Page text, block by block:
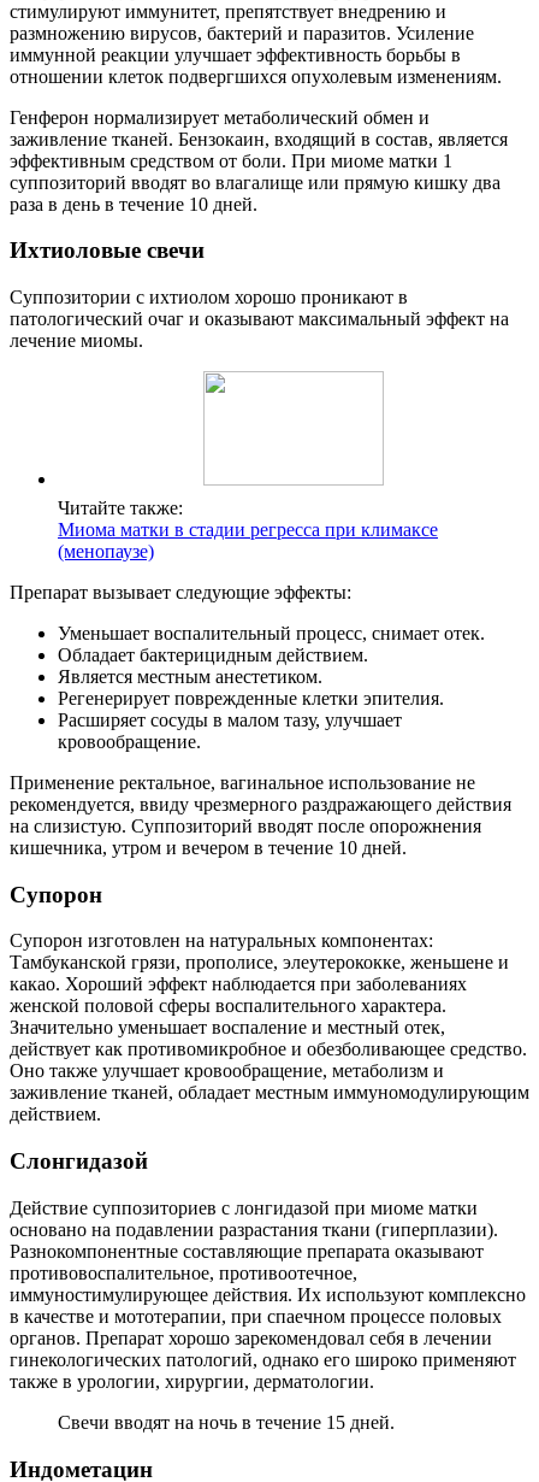
стимулируют иммунитет, препятствует внедрению и
размножению вирусов, бактерий и паразитов. Усиление
иммунной реакции улучшает эффективность борьбы в
отношении клеток подвергшихся опухолевым изменениям.
Генферон нормализирует метаболический обмен и
заживление тканей. Бензокаин, входящий в состав, является
эффективным средством от боли. При миоме матки 1
суппозиторий вводят во влагалище или прямую кишку два
раза в день в течение 10 дней.
Ихтиоловые свечи
Суппозитории с ихтиолом хорошо проникают в
патологический очаг и оказывают максимальный эффект на
лечение миомы.
Читайте также:
Миома матки в стадии регресса при климаксе
(менопаузе)
Препарат вызывает следующие эффекты:
Уменьшает воспалительный процесс, снимает отек.
Обладает бактерицидным действием.
Является местным анестетиком.
Регенерирует поврежденные клетки эпителия.
Расширяет сосуды в малом тазу, улучшает
кровообращение.
Применение ректальное, вагинальное использование не
рекомендуется, ввиду чрезмерного раздражающего действия
на слизистую. Суппозиторий вводят после опорожнения
кишечника, утром и вечером в течение 10 дней.
Супорон
Супорон изготовлен на натуральных компонентах:
Тамбуканской грязи, прополисе, элеутерококке, женьшене и
какао. Хороший эффект наблюдается при заболеваниях
женской половой сферы воспалительного характера.
Значительно уменьшает воспаление и местный отек,
действует как противомикробное и обезболивающее средство.
Оно также улучшает кровообращение, метаболизм и
заживление тканей, обладает местным иммуномодулирующим
действием.
Слонгидазой
Действие суппозиториев с лонгидазой при миоме матки
основано на подавлении разрастания ткани (гиперплазии).
Разнокомпонентные составляющие препарата оказывают
противовоспалительное, противоотечное,
иммуностимулирующее действия. Их используют комплексно
в качестве и мототерапии, при спаечном процессе половых
органов. Препарат хорошо зарекомендовал себя в лечении
гинекологических патологий, однако его широко применяют
также в урологии, хирургии, дерматологии.
Свечи вводят на ночь в течение 15 дней.
Индометацин